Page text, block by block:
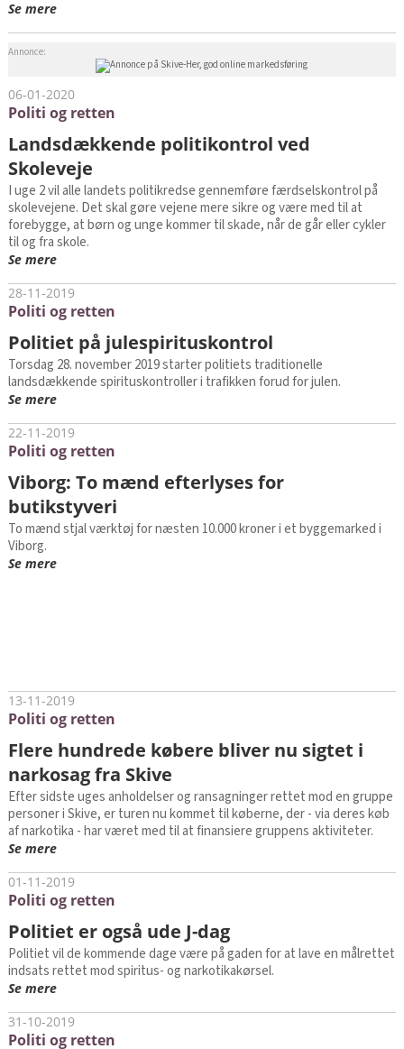
Se mere
Annonce:
06-01-2020
Politi og retten
Landsdækkende politikontrol ved
Skoleveje
I uge 2 vil alle landets politikredse gennemføre færdselskontrol på
skolevejene. Det skal gøre vejene mere sikre og være med til at
forebygge, at børn og unge kommer til skade, når de går eller cykler
til og fra skole.
Se mere
28-11-2019
Politi og retten
Politiet på julespirituskontrol
Torsdag 28. november 2019 starter politiets traditionelle
landsdækkende spirituskontroller i trafikken forud for julen.
Se mere
22-11-2019
Politi og retten
Viborg: To mænd efterlyses for
butikstyveri
To mænd stjal værktøj for næsten 10.000 kroner i et byggemarked i
Viborg.
Se mere
13-11-2019
Politi og retten
Flere hundrede købere bliver nu sigtet i
narkosag fra Skive
Efter sidste uges anholdelser og ransagninger rettet mod en gruppe
personer i Skive, er turen nu kommet til køberne, der - via deres køb
af narkotika - har været med til at finansiere gruppens aktiviteter.
Se mere
01-11-2019
Politi og retten
Politiet er også ude J-dag
Politiet vil de kommende dage være på gaden for at lave en målrettet
indsats rettet mod spiritus- og narkotikakørsel.
Se mere
31-10-2019
Politi og retten